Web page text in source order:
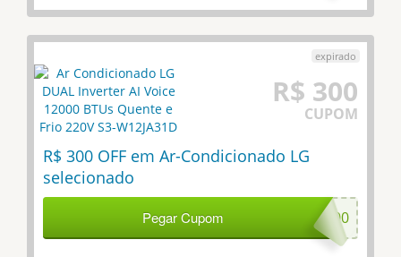
R$ 300
CUPOM
R$ 300 OFF em Ar-Condicionado LG
selecionado
Pegar Cupom LG300